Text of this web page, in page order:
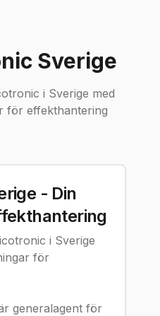
Sverige
i Sverige med
för effekthantering
- Din
i Sverige
för
generalagent för